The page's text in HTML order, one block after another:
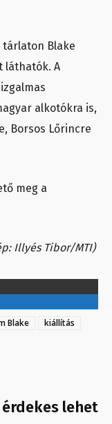
Blake
láthatók. A
alkotókra is,
Borsos Lőrincre
meg a
Illyés Tibor/MTI)
Blake kiállítás
érdekes lehet